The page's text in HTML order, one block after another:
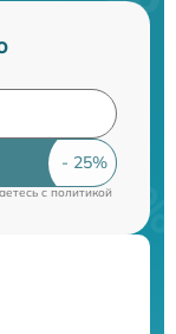
cполитикой